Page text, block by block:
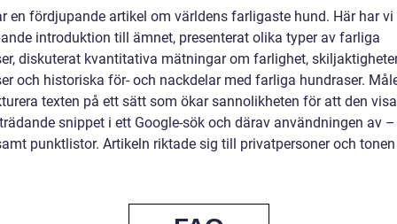
en fördjupande artikel om världens farligaste hund. Här har vi
introduktion till ämnet, presenterat olika typer av farliga
diskuterat kvantitativa mätningar om farlighet,
och historiska för- och nackdelar med farliga hundraser.
texten på ett sätt som ökar sannolikheten för att den
snippet i ett Google-sök och därav användningen av
punktlistor. Artikeln riktade sig till privatpersoner och